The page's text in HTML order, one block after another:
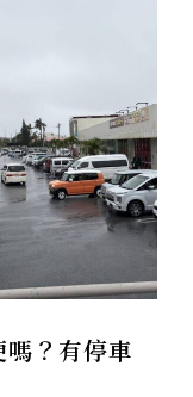
？有停車